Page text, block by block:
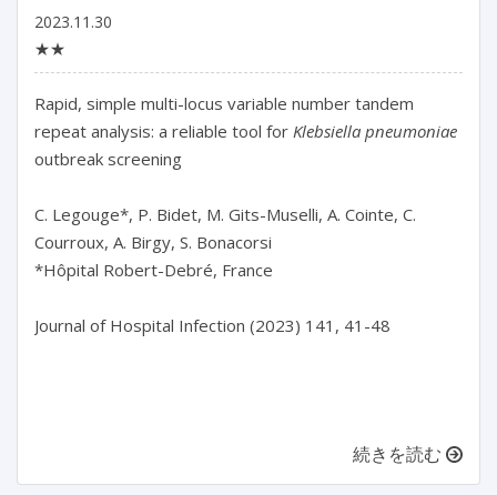
2023.11.30
★★
Rapid, simple multi-locus variable number tandem
repeat analysis: a reliable tool for Klebsiella pneumoniae
outbreak screening
C. Legouge*, P. Bidet, M. Gits-Muselli, A. Cointe, C.
Courroux, A. Birgy, S. Bonacorsi
*Hôpital Robert-Debré, France
Journal of Hospital Infection (2023) 141, 41-48
続きを読む